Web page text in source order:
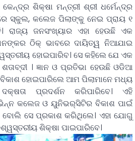
ଶିକ୍ଷା ମନ୍ତ୍ରୀ ଶ୍ରୀ ଧର୍ମେନ୍ଦ୍ର
ସ୍କୁଲ, କଲେଜ ପିଲାଙ୍କୁ ନେଇ ପ୍ରାୟ ୧
ରାଜ୍ୟ ଜନସଂଖ୍ୟାର ଏହା ହେଉଛି ଏକ
ଠିକ୍‌ ଭାବରେ ଦାୟିତ୍ୱ ନିଆଯାଇ
ହୋଇପାରିବ। ସେ କହିଲେ ଯେ ଏକ
ଶତାବ୍ଦୀ । ଜ୍ଞାନ ଓ ପ୍ରତିଭା ହେଉଛି ଓଡିଆ
ହୋଇପାରିଲେ ଆମ ପିଲାମାନେ ମଧ୍ୟ
ପ୍ରଦର୍ଶନ କରିପାରିବେ। ଏହି
କଲେଜ ଓ ୟୁନିଭର୍‌ସିଟିର ବିକାଶ ପାଇଁ
ସେ ପ୍ରକାଶ କରିଥିଲେ। ଏହା ଯୋଗୁ
ଶିକ୍ଷା ପାଇପାରିବେ।